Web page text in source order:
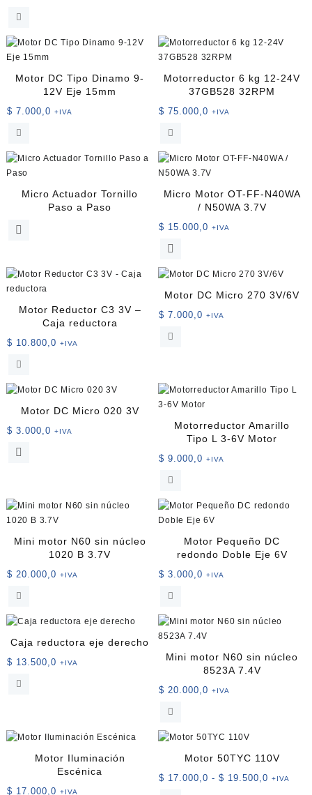
Las
opciones
se
pueden
en
de
producto
Motor DC Tipo Dinamo 9-
12V Eje 15mm
$ 7.000,0 +IVA
Motorreductor 6 kg 12-24V
37GB528 32RPM
$ 75.000,0 +IVA
Micro Actuador Tornillo
Paso a Paso
Micro Motor OT-FF-N40WA
/ N50WA 3.7V
$ 15.000,0 +IVA
Este
tiene
Las
opciones
en
la
página
Motor Reductor C3 3V –
Caja reductora
$ 10.800,0 +IVA
Motor DC Micro 270 3V/6V
$ 7.000,0 +IVA
Motor DC Micro 020 3V
$ 3.000,0 +IVA
Este
variantes.
Las
opciones
elegir
en
página
de
Motorreductor Amarillo
Tipo L 3-6V Motor
$ 9.000,0 +IVA
Mini motor N60 sin núcleo
1020 B 3.7V
$ 20.000,0 +IVA
Motor Pequeño DC
redondo Doble Eje 6V
$ 3.000,0 +IVA
Caja reductora eje derecho
$ 13.500,0 +IVA
Mini motor N60 sin núcleo
8523A 7.4V
$ 20.000,0 +IVA
Motor Iluminación
Escénica
$ 17.000,0 +IVA
Motor 50TYC 110V
$ 17.000,0 - $ 19.500,0 Rango
+IVA